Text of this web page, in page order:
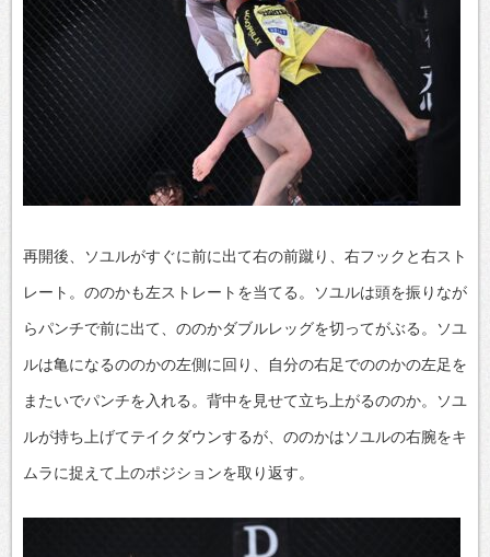
再開後、ソユルがすぐに前に出て右の前蹴り、右フックと右スト
レート。ののかも左ストレートを当てる。ソユルは頭を振りなが
らパンチで前に出て、ののかダブルレッグを切ってがぶる。ソユ
ルは亀になるののかの左側に回り、自分の右足でののかの左足を
またいでパンチを入れる。背中を見せて立ち上がるののか。ソユ
ルが持ち上げてテイクダウンするが、ののかはソユルの右腕をキ
ムラに捉えて上のポジションを取り返す。